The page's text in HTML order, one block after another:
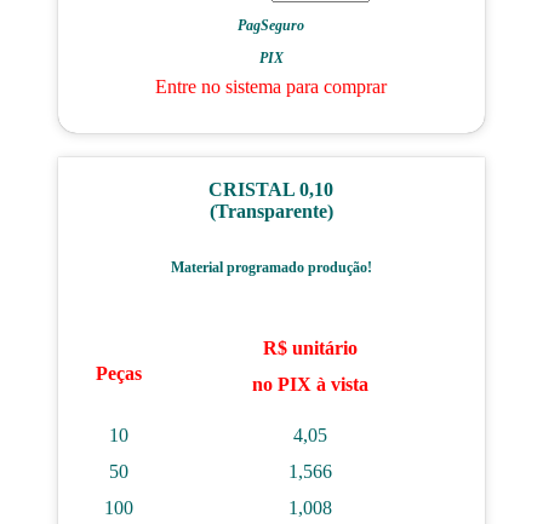
PagSeguro
PIX
Entre no sistema para comprar
CRISTAL 0,10
(Transparente)
Material programado produção!
Peças
R$ unitário
no PIX à vista
10
4,05
50
1,566
100
1,008